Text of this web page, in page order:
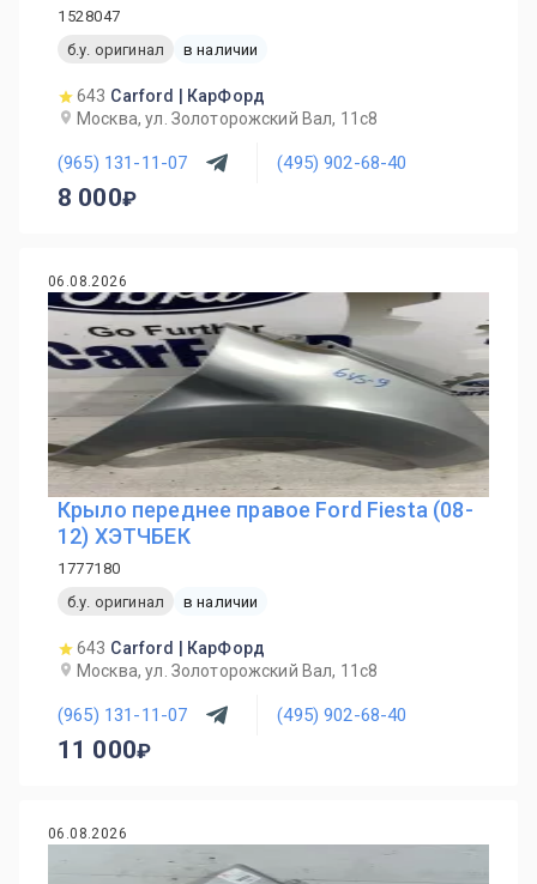
1528047
б.у. оригинал
в наличии
643 Carford | КарФорд
Москва, ул. Золоторожский Вал, 11с8
(965) 131-11-07 (495) 902-68-40
8 000
06.08.2026
Крыло переднее правое Ford Fiesta (08-
12) ХЭТЧБЕК
1777180
б.у. оригинал
в наличии
643 Carford | КарФорд
Москва, ул. Золоторожский Вал, 11с8
(965) 131-11-07 (495) 902-68-40
11 000
06.08.2026